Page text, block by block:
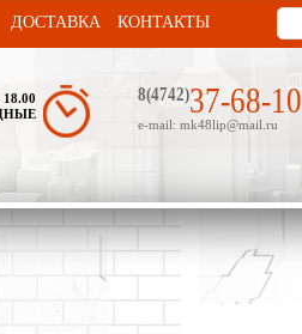
ДОСТАВКА КОНТАКТЫ
8(4742)37-68-10
e-mail: mk48lip@mail.ru